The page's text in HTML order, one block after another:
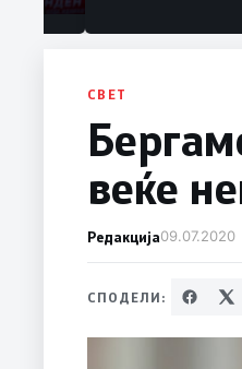
СВЕТ
веќе
Редакција09.07.2020
СПОДЕЛИ: